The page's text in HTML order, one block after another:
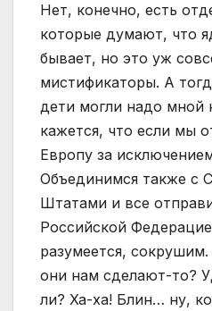
Нет, конечно, есть
которые думают, что
бывает, но это уж
мистификаторы. А
дети могли надо мной
кажется, что если мы
Европу за
Объединимся также с
Штатами и все
Российской
разумеется,
они нам сделают-то?
ли? Ха-ха! Блин… ну,